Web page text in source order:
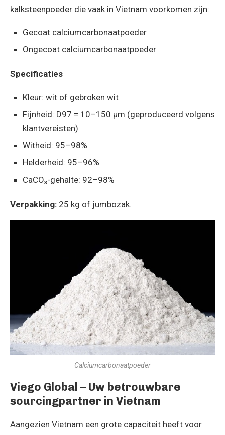
kalksteenpoeder die vaak in Vietnam voorkomen zijn:
Gecoat calciumcarbonaatpoeder
Ongecoat calciumcarbonaatpoeder
Specificaties
Kleur: wit of gebroken wit
Fijnheid: D97 = 10–150 µm (geproduceerd volgens
klantvereisten)
Witheid: 95–98%
Helderheid: 95–96%
CaCO₃-gehalte: 92–98%
Verpakking: 25 kg of jumbozak.
Calciumcarbonaatpoeder
Viego Global – Uw betrouwbare
sourcingpartner in Vietnam
Aangezien Vietnam een grote capaciteit heeft voor